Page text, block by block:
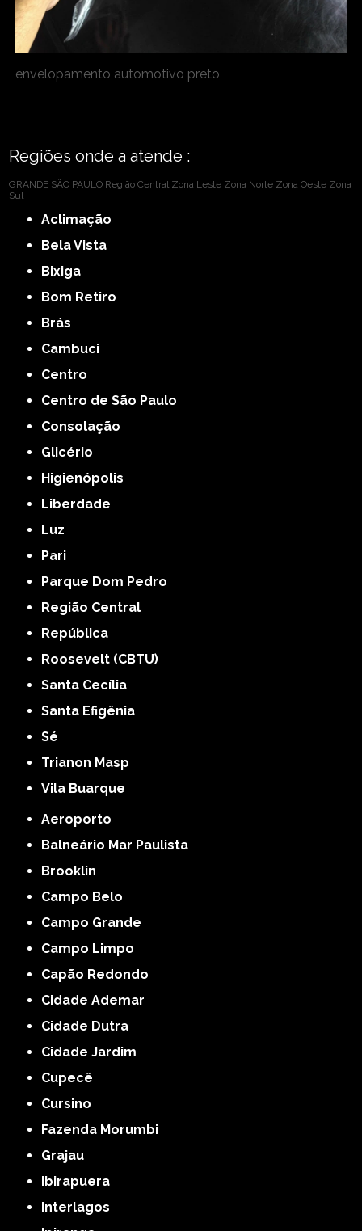
envelopamento automotivo preto
Regiões onde a atende :
GRANDE SÃO PAULO Região Central Zona Leste Zona Norte Zona Oeste Zona
Sul
Aclimação
Bela Vista
Bixiga
Bom Retiro
Brás
Cambuci
Centro
Centro de São Paulo
Consolação
Glicério
Higienópolis
Liberdade
Luz
Pari
Parque Dom Pedro
Região Central
República
Roosevelt (CBTU)
Santa Cecília
Santa Efigênia
Sé
Trianon Masp
Vila Buarque
Aeroporto
Balneário Mar Paulista
Brooklin
Campo Belo
Campo Grande
Campo Limpo
Capão Redondo
Cidade Ademar
Cidade Dutra
Cidade Jardim
Cupecê
Cursino
Fazenda Morumbi
Grajau
Ibirapuera
Interlagos